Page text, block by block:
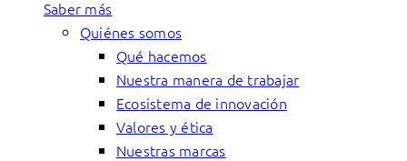
Saber más
Quiénes somos
Qué hacemos
Nuestra manera de trabajar
Ecosistema de innovación
Valores y ética
Nuestras marcas